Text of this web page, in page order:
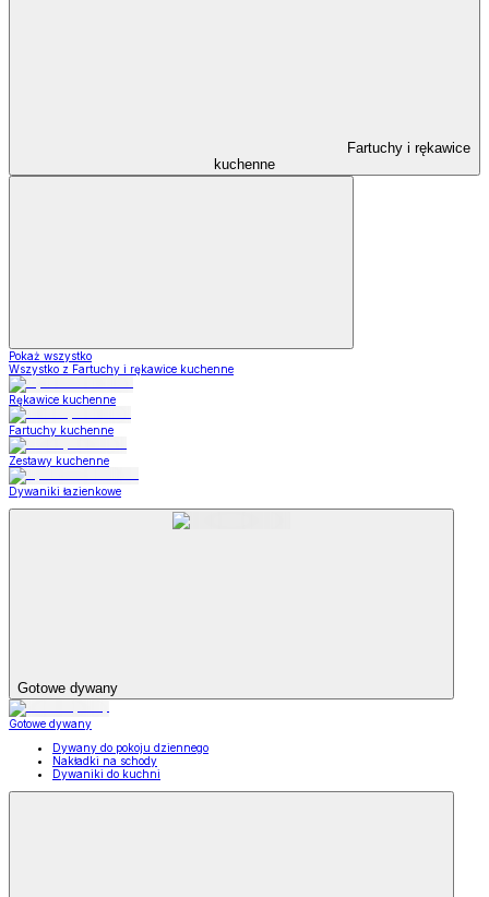
Fartuchy i rękawice
kuchenne
Pokaż wszystko
Wszystko z Fartuchy i rękawice kuchenne
Rękawice kuchenne
Fartuchy kuchenne
Zestawy kuchenne
Dywaniki łazienkowe
Gotowe dywany
Gotowe dywany
Dywany do pokoju dziennego
Nakładki na schody
Dywaniki do kuchni